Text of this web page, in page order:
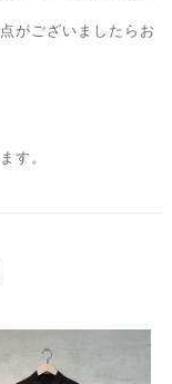
がございましたらお
す。